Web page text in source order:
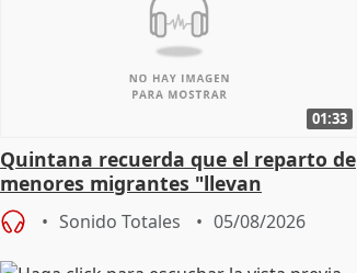
01:33
Quintana recuerda que el reparto de
menores migrantes "llevan
aportación del Gobierno" central
Sonido Totales 05/08/2026